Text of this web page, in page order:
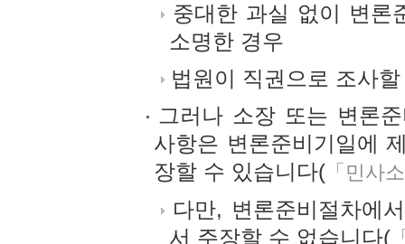
중대한 과실 없이 변론
소명한 경우
법원이 직권으로 조사
그러나 소장 또는 변론
사항은 변론준비기일에
장할 수 있습니다( 「민사
다만, 변론준비절차에
서 주장할 수 없습니다(